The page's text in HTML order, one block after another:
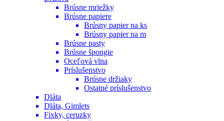
Brúsne mriežky
Brúsne papiere
Brúsny papier na ks
Brúsny papier na m
Brúsne pasty
Brúsne špongie
Oceľová vlna
Príslušenstvo
Brúsne držiaky
Ostatné príslušenstvo
Dláta
Dláta, Gimlets
Fixky, ceruzky